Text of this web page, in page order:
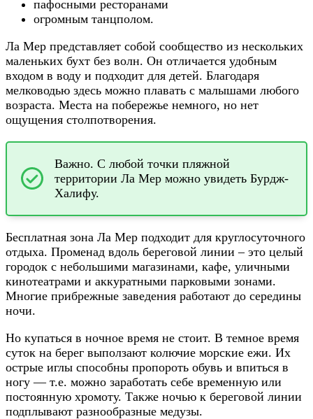
пафосными ресторанами
огромным танцполом.
Ла Мер представляет собой сообщество из нескольких
маленьких бухт без волн. Он отличается удобным
входом в воду и подходит для детей. Благодаря
мелководью здесь можно плавать с малышами любого
возраста. Места на побережье немного, но нет
ощущения столпотворения.
Важно. С любой точки пляжной
территории Ла Мер можно увидеть Бурдж-
Халифу.
Бесплатная зона Ла Мер подходит для круглосуточного
отдыха. Променад вдоль береговой линии – это целый
городок с небольшими магазинами, кафе, уличными
кинотеатрами и аккуратными парковыми зонами.
Многие прибрежные заведения работают до середины
ночи.
Но купаться в ночное время не стоит. В темное время
суток на берег выползают колючие морские ежи. Их
острые иглы способны пропороть обувь и впиться в
ногу — т.е. можно заработать себе временную или
постоянную хромоту. Также ночью к береговой линии
подплывают разнообразные медузы.